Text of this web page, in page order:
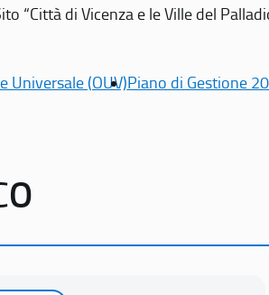
di Vicenza e le Ville del
Universale (OUV)Piano di Gestione